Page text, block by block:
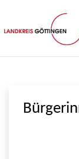
Zum Hauptinhalt